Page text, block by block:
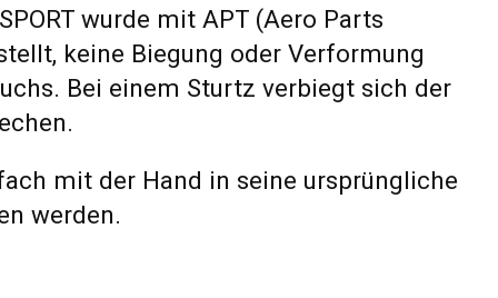
wurde mit APT (Aero Parts
keine Biegung oder Verformung
Bei einem Sturtz verbiegt sich der
mit der Hand in seine ursprüngliche
werden.